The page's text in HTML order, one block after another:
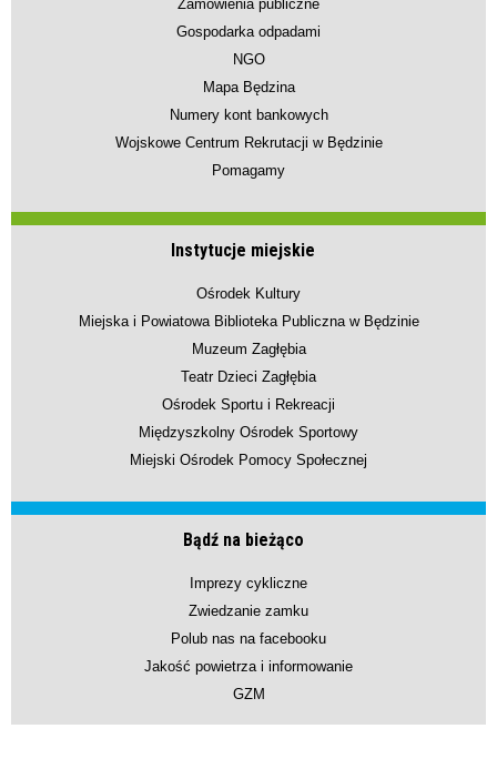
Zamówienia publiczne
Gospodarka odpadami
NGO
Mapa Będzina
Numery kont bankowych
Wojskowe Centrum Rekrutacji w Będzinie
Pomagamy
Instytucje miejskie
Ośrodek Kultury
Miejska i Powiatowa Biblioteka Publiczna w Będzinie
Muzeum Zagłębia
Teatr Dzieci Zagłębia
Ośrodek Sportu i Rekreacji
Międzyszkolny Ośrodek Sportowy
Miejski Ośrodek Pomocy Społecznej
Bądź na bieżąco
Imprezy cykliczne
Zwiedzanie zamku
Polub nas na facebooku
Jakość powietrza i informowanie
GZM